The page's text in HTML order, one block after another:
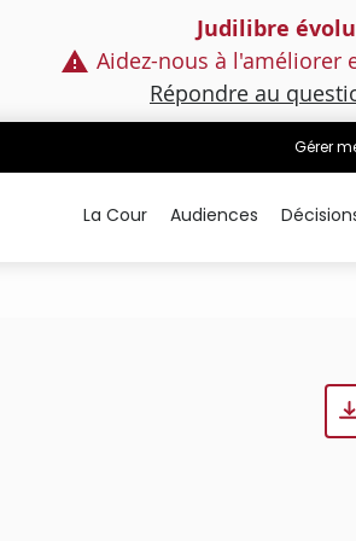
Judilibre
Aidez-nous à l'améliorer
Répondre au
Gérer
La Cour Audiences